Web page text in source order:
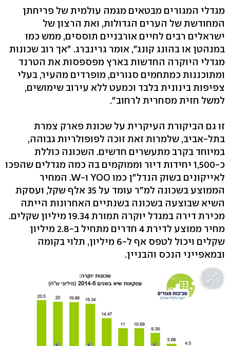
מגדלי המגורים מבטאים מגמה עולמית של פריחתן
המחודשת של הערים הגדולות, ואת הרצון של
ישראלים רבים לחיים אורבניים תוססים, ממש כמו
במנהטן או בהונג קונג", אומר גרינברג. "אך רוב שכונות
מגדלי היוקרה החדשות בארץ מפספסות את הטרנד
ומתוכננות כמתחמים סגורים, מופרדים מהעיר, בעלי
צפיפות בינונית בלבד וכמעט ללא עירוב שימושים,
למשל חזית מסחרית לרחוב".
זו גם הביקורת העיקרית על שכונת פארק צמרת
בתל-אביב, שלמרות זאת זוכה לפופולריות גבוהה,
במיוחד בקרב מתעשרים חדשים. השכונה כוללת
כ-1,500 יחידות דיור וממוקמים בה כמה מגדלים שהפכו
לאייקונים בשוק הנדל"ן כמו YOO ו-W. המחיר
הממוצע בשכונה למ"ר עומד על 35 אלף שקל, ועסקת
השיא שבוצעה בשכונה בשנתיים האחרונות הייתה
מכירת דירה במגדל יוקרה תמורת 19.34 מיליון שקלים.
מחיר ממוצע לדירת 4 חדרים מתחיל ב-2.8 מיליון
שקלים ויכול לטפס אף ל-6 מיליון, תלוי בקומה
ובמאפייני הנכס והבניין.